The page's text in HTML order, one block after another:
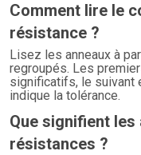
Comment lire le
résistance ?
Lisez les anneaux à
regroupés. Les
significatifs, le suivant
indique la tolérance.
Que signifient les
résistances ?